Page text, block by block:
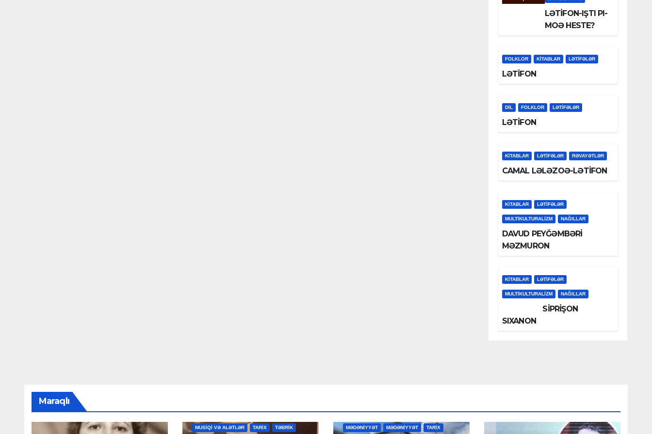
LƏTİFON-IŞTI PI-
MOƏ HESTE?
FOLKLOR KİTABLAR LƏTIFƏLƏR
LƏTİFON
DİL FOLKLOR LƏTIFƏLƏR
LƏTİFON
KİTABLAR LƏTIFƏLƏR RƏVAYƏTLƏR
CAMAL LƏLƏZOƏ-LƏTİFON
KİTABLAR LƏTIFƏLƏR
MULTIKULTURALIZM NAĞILLAR
DAVUD PEYĞƏMBƏRİ
MƏZMURON
KİTABLAR LƏTIFƏLƏR
MULTIKULTURALIZM NAĞILLAR
SİPRİŞON
SIXANON
Maraqlı
MAHNILAR MƏDƏNİYYƏT MƏDƏNİYYƏT
MUSİQİ VƏ ALƏTLƏR TARİX TƏBRİK MƏDƏNİYYƏT MƏDƏNİYYƏT TARİX